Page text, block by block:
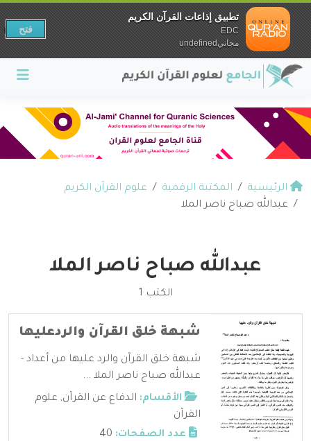
الرئيسية المكتبة الرقمية
علوم القرآن الكريم
عبدالله صباح ناصر الملا
عبدالله صباح ناصر الملا
الكتب 1
شبهة خلق القرآن والردعليها
شبهة خلق القرآن والرد عليها من أعداد -
عبدالله صباح ناصر الملا ...
الأقسام: الدفاع عن القرآن, علوم
القرآن
عدد الصفحات:
تطبيق إذاعات القرآن الكريم
EDC
مجانيundefined
فتح